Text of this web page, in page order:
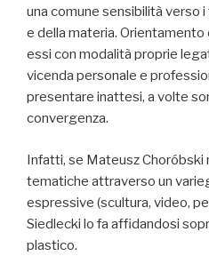
una comune sensibilità verso
e della materia.
essi con modalità proprie
vicenda personale e
presentare inattesi, a volte
convergenza.
Infatti, se Mateusz
tematiche attraverso un
espressive (scultura, video,
Siedlecki lo fa affidandosi
plastico.